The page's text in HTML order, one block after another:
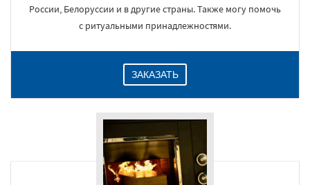
России, Белоруссии и в другие страны. Также могу помочь
с ритуальными принадлежностями.
ЗАКАЗАТЬ